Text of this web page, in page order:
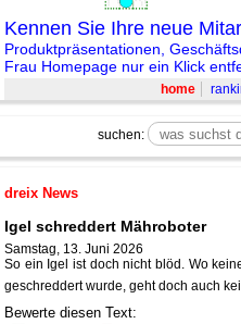
Kennen Sie Ihre neue
Produktpräsentationen,
Frau Homepage nur ein Klick
home
suchen:
dreix News
Igel schreddert Mähroboter
Samstag, 13. Juni 2026
So ein Igel ist doch nicht blöd. Wo
geschreddert wurde, geht doch auch
Bewerte diesen Text: